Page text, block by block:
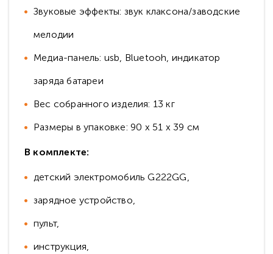
Звуковые эффекты: звук клаксона/заводские
мелодии
Медиа-панель: usb, Bluetooh, индикатор
заряда батареи
Вес собранного изделия: 13 кг
Размеры в упаковке: 90 х 51 х 39 см
В комплекте:
детский электромобиль G222GG,
зарядное устройство,
пульт,
инструкция,